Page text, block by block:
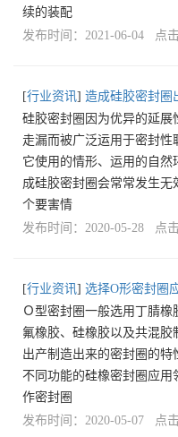
续的装配
发布时间：2021-06-04 点
[行业资讯] 造成硅胶密封圈
硅胶密封圈因为优异的延展
走漏而被广泛运用于密封性
它使用的情形、运用的自
成硅胶密封圈会常常发生
个要害情
发布时间：2020-05-28 点
[行业资讯] 选择O形密封圈
Ｏ型密封圈一般选用丁腈橡
氟橡胶、硅橡胶以及共混
出产制造出来的密封圈的
不同功能的硅橡密封圈应用
作密封圈
发布时间：2020-05-07 点